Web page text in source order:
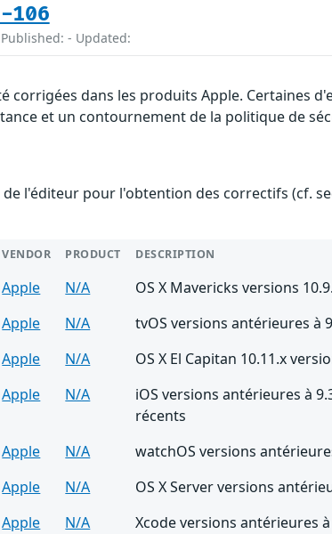
106
- Updated:
corrigées dans les produits Apple. Certaines
et un contournement de la politique de
l'éditeur pour l'obtention des correctifs (cf.
VENDOR PRODUCT DESCRIPTION
Apple N/A
OS X Mavericks versions
Apple
N/A
tvOS versions antérieures à
Apple
N/A
OS X El Capitan 10.11.x
Apple
N/A
iOS versions antérieures à
récents
Apple
N/A
watchOS versions
Apple
N/A
OS X Server versions
Apple
N/A
Xcode versions antérieures